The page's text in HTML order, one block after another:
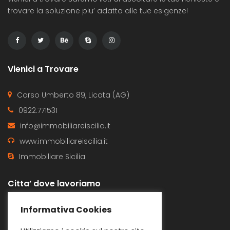
trovare la soluzione piu’ adatta alle tue esigenze!
Vienici a Trovare
Corso Umberto 89, Licata (AG)
0922.771531
info@immobiliareiscilia.it
www.immobiliareiscilia.it
Immobiliare Sicilia
Citta’ dove lavoriamo
Butera
Informativa Cookies